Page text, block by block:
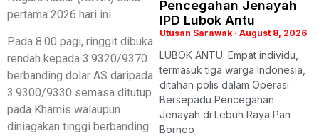
pertama 2026 hari ini.
Pada 8.00 pagi, ringgit dibuka
rendah kepada 3.9320/9370
berbanding dolar AS daripada
3.9300/9330 semasa ditutup
pada Khamis walaupun
diniagakan tinggi berbanding
Pencegahan Jenayah
IPD Lubok Antu
Utusan Sarawak August 8, 2026
LUBOK ANTU: Empat individu,
termasuk tiga warga Indonesia,
ditahan polis dalam Operasi
Bersepadu Pencegahan
Jenayah di Lebuh Raya Pan
Borneo